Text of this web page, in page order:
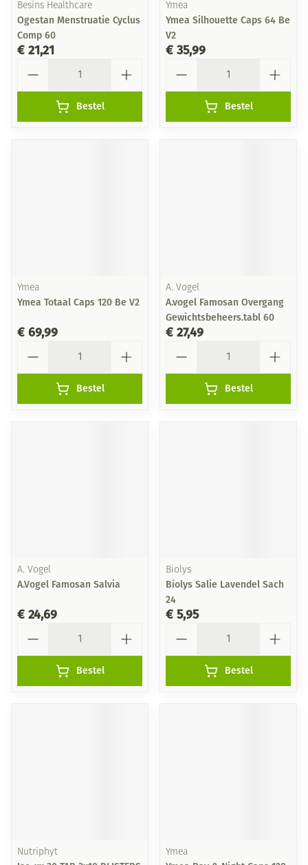
Besins Healthcare
Ogestan Menstruatie Cyclus
Comp 60
€ 21,21
Bestel
Ymea
Ymea Silhouette Caps 64 Be
V2
€ 35,99
Bestel
Ymea
Ymea Totaal Caps 120 Be V2
€ 69,99
Bestel
A. Vogel
A.vogel Famosan Overgang
Gewichtsbeheers.tabl 60
€ 27,49
Bestel
A. Vogel
A.Vogel Famosan Salvia
€ 24,69
Bestel
Biolys
Biolys Salie Lavendel Sach
24
€ 5,95
Bestel
Nutriphyt Ymea